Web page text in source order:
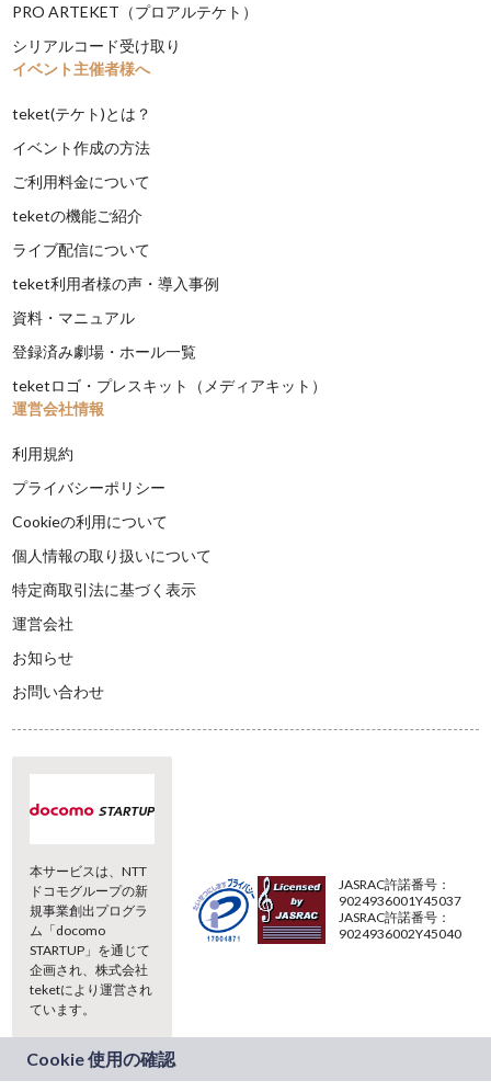
PRO ARTEKET（プロアルテケト）
シリアルコード受け取り
イベント主催者様へ
teket(テケト)とは？
イベント作成の方法
ご利用料金について
teketの機能ご紹介
ライブ配信について
teket利用者様の声・導入事例
資料・マニュアル
登録済み劇場・ホール一覧
teketロゴ・プレスキット（メディアキット）
運営会社情報
利用規約
プライバシーポリシー
Cookieの利用について
個人情報の取り扱いについて
特定商取引法に基づく表示
運営会社
お知らせ
お問い合わせ
本サービスは、NTT
ドコモグループの新
規事業創出プログラ
ム「docomo
STARTUP」を通じて
企画され、株式会社
teketにより運営され
ています。
JASRAC許諾番号：
9024936001Y45037
JASRAC許諾番号：
9024936002Y45040